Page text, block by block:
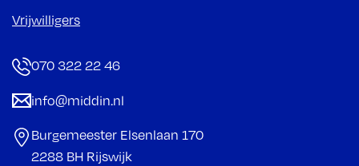
Vrijwilligers
070 322 22 46
info@middin.nl
Burgemeester Elsenlaan 170
2288 BH Rijswijk